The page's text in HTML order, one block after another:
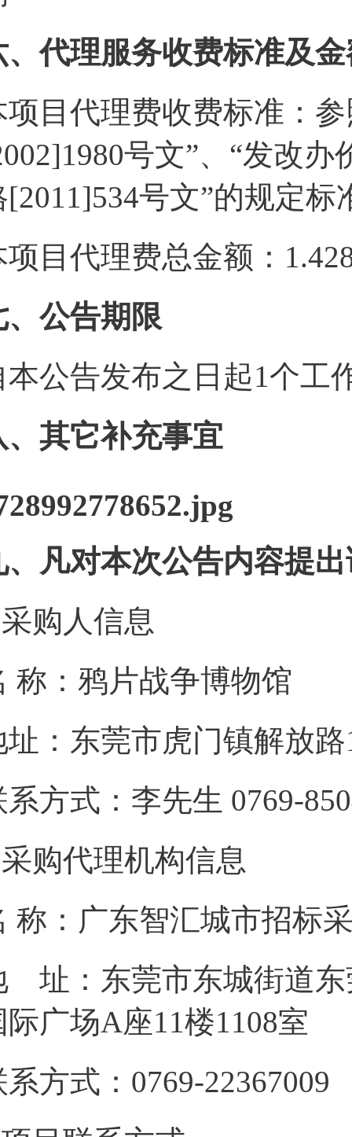
、代理服务收费标准及
项目代理费收费标准：
号文”、“发改办
[2011]534号文”的规定标
项目代理费总金额：
、公告期限
本公告发布之日起1个工
、其它补充事宜
、凡对本次公告内容提
购人信息
称：鸦片战争博物馆
址：东莞市虎门镇解放路
系方式：李先生 0769-
购代理机构信息
称：广东智汇城市招标
址：东莞市东城街道东
际广场A座11楼1108室
系方式：0769-22367009